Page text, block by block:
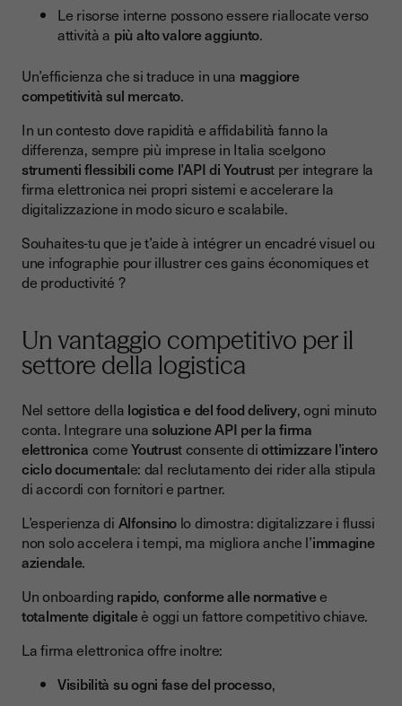
Le risorse interne possono essere riallocate verso
attività a più alto valore aggiunto.
Un’efficienza che si traduce in una maggiore
competitività sul mercato.
In un contesto dove rapidità e affidabilità fanno la
differenza, sempre più imprese in Italia scelgono
strumenti flessibili come l’API di Youtrust per integrare la
firma elettronica nei propri sistemi e accelerare la
digitalizzazione in modo sicuro e scalabile.
Souhaites-tu que je t’aide à intégrer un encadré visuel ou
une infographie pour illustrer ces gains économiques et
de productivité ?
Un vantaggio competitivo per il
settore della logistica
Nel settore della logistica e del food delivery, ogni minuto
conta. Integrare unasoluzione API per la firma
elettronica comeYoutrust consente diottimizzare l’intero
ciclo documentale: dal reclutamento dei rider alla stipula
di accordi con fornitori e partner.
L’esperienza di Alfonsino lo dimostra: digitalizzare i flussi
non solo accelera i tempi, ma migliora anche l’immagine
aziendale.
Un onboarding rapido, conforme alle normativee
totalmente digitaleè oggi un fattore competitivo chiave.
La firma elettronica offre inoltre:
Visibilità su ogni fase del processo,